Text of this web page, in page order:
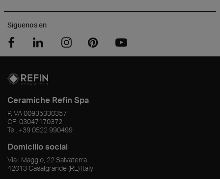
Siguenos en
Ceramiche Refin Spa
P.IVA00935330357
CF: 03047170372
Tel. +39 0522 990499
Domicilio social
Via I Maggio, 22 Salvaterra
42013 Casalgrande (RE) Italy